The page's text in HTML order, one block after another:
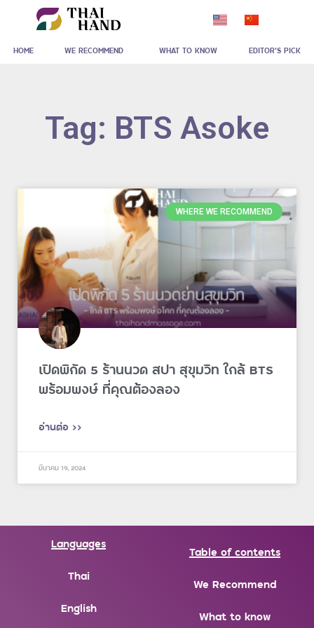
content
HOME WE RECOMMEND WHAT TO KNOW EDITOR'S PICK
Tag: BTS Asoke
WHERE WE RECOMMEND
เปิดพิกัด 5 ร้านนวด สปา สุขุมวิท ใกล้ BTS
พร้อมพงษ์ ที่คุณต้องลอง
อ่านต่อ >>
มีนาคม 19, 2024
Languages
Thai
English
Table of contents
We Recommend
What to know